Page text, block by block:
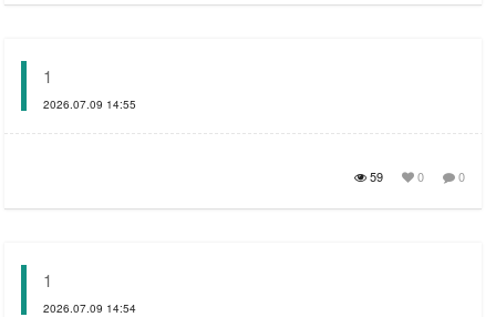
1
2026.07.09 14:55
0
0
59
1
2026.07.09 14:54